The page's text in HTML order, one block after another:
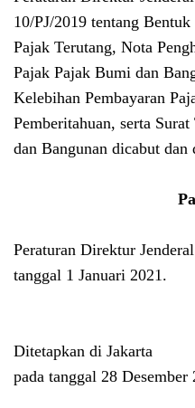
10/PJ/2019 tentang
Pajak Terutang, Nota
Pajak Pajak Bumi dan
Kelebihan Pembayaran
Pemberitahuan, serta
dan Bangunan dicabut
Peraturan Direktur
tanggal 1 Januari
Ditetapkan di Jakarta
pada tanggal 28 Desember